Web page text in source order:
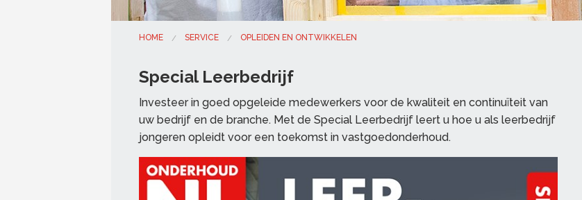
HOME SERVICE OPLEIDEN EN ONTWIKKELEN
Special Leerbedrijf
Investeer in goed opgeleide medewerkers voor de kwaliteit en continuïteit van
uw bedrijf en de branche. Met de Special Leerbedrijf leert u hoe u als leerbedrijf
jongeren opleidt voor een toekomst in vastgoedonderhoud.